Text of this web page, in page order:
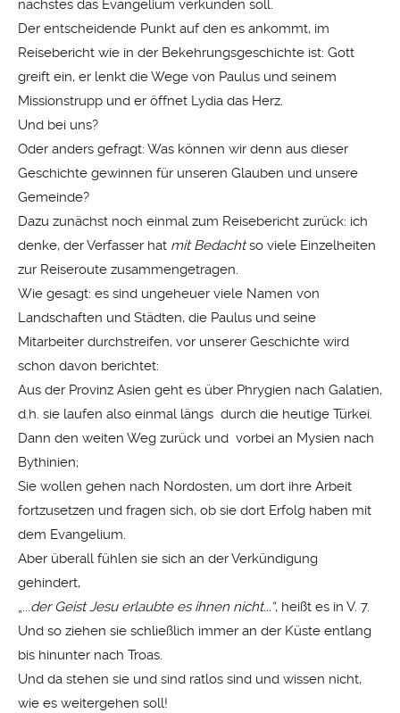
nächstes das Evangelium verkünden soll.
Der entscheidende Punkt auf den es ankommt, im
Reisebericht wie in der Bekehrungsgeschichte ist: Gott
greift ein, er lenkt die Wege von Paulus und seinem
Missionstrupp und er öffnet Lydia das Herz.
Und bei uns?
Oder anders gefragt: Was können wir denn aus dieser
Geschichte gewinnen für unseren Glauben und unsere
Gemeinde?
Dazu zunächst noch einmal zum Reisebericht zurück: ich
denke, der Verfasser hat mit Bedachtso viele Einzelheiten
zur Reiseroute zusammengetragen.
Wie gesagt: es sind ungeheuer viele Namen von
Landschaften und Städten, die Paulus und seine
Mitarbeiter durchstreifen, vor unserer Geschichte wird
schon davon berichtet:
Aus der Provinz Asien geht es über Phrygien nach Galatien,
d.h. sie laufen also einmal längs durch die heutige Türkei.
Dann den weiten Weg zurück und vorbei an Mysien nach
Bythinien;
Sie wollen gehen nach Nordosten, um dort ihre Arbeit
fortzusetzen und fragen sich, ob sie dort Erfolg haben mit
dem Evangelium.
Aber überall fühlen sie sich an der Verkündigung
gehindert,
„...der Geist Jesu erlaubte es ihnen nicht...“, heißt es in V. 7.
Und so ziehen sie schließlich immer an der Küste entlang
bis hinunter nach Troas.
Und da stehen sie und sind ratlos sind und wissen nicht,
wie es weitergehen soll!